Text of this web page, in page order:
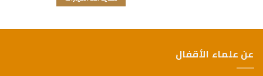
من
المختلفة
لهذا
5
هناك
عن علماء الأقفال